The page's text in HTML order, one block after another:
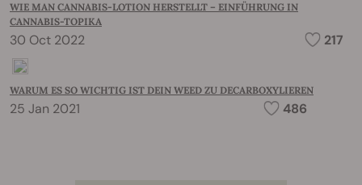
WIE MAN CANNABIS-LOTION HERSTELLT – EINFÜHRUNG IN
CANNABIS-TOPIKA
30 Oct 2022 217
WARUM ES SO WICHTIG IST DEIN WEED ZU DECARBOXYLIEREN
25 Jan 2021 486